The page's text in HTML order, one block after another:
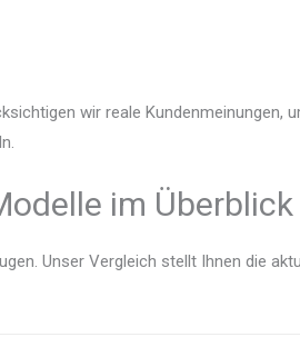
wir reale Kundenmeinungen,
im Überblick
Unser Vergleich stellt Ihnen die